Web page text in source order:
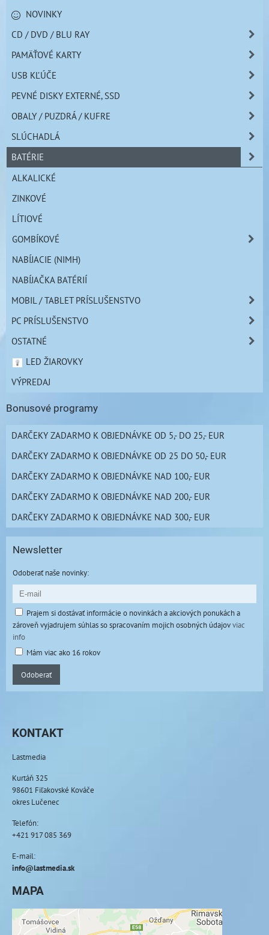
NOVINKY
CD / DVD / BLU RAY
PAMÄŤOVÉ KARTY
USB KĽÚČE
PEVNÉ DISKY EXTERNÉ, SSD
OBALY / PUZDRÁ / KUFRE
SLÚCHADLÁ
BATÉRIE
ALKALICKÉ
ZINKOVÉ
LÍTIOVÉ
GOMBÍKOVÉ
NABÍJACIE (NIMH)
NABÍJAČKA BATÉRIÍ
MOBIL / TABLET PRÍSLUŠENSTVO
PC PRÍSLUŠENSTVO
OSTATNÉ
LED ŽIAROVKY
VÝPREDAJ
Bonusové programy
DARČEKY ZADARMO K OBJEDNÁVKE OD 5,- DO 25,- EUR
DARČEKY ZADARMO K OBJEDNÁVKE OD 25 DO 50,- EUR
DARČEKY ZADARMO K OBJEDNÁVKE NAD 100,- EUR
DARČEKY ZADARMO K OBJEDNÁVKE NAD 200,- EUR
DARČEKY ZADARMO K OBJEDNÁVKE NAD 300,- EUR
Newsletter
Odoberať naše novinky:
Prajem si dostávať informácie o novinkách a akciových ponukách a
zároveň vyjadrujem súhlas so spracovaním mojich osobných údajovviac
info
Mám viac ako 16 rokov
Odoberať
KONTAKT
Lastmedia
Kurtáň 325
98601 Fiľakovské Kováče
okres Lučenec
Telefón:
+421 917 085 369
E-mail:
info@lastmedia.sk
MAPA